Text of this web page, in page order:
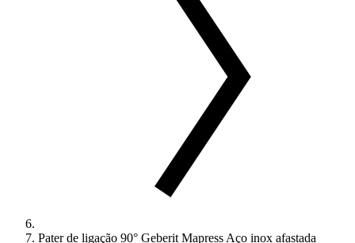
Pater de ligação 90° Geberit Mapress Aço inox afastada